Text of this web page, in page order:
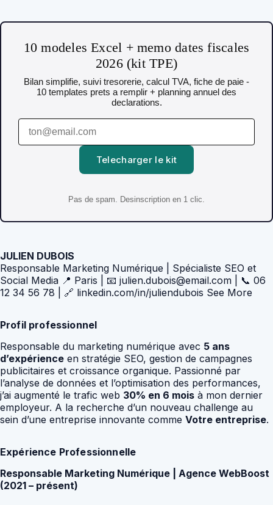
10 modeles Excel + memo dates fiscales
2026 (kit TPE)
Bilan simplifie, suivi tresorerie, calcul TVA, fiche de paie -
10 templates prets a remplir + planning annuel des
declarations.
Telecharger le kit
Pas de spam. Desinscription en 1 clic.
JULIEN DUBOIS
Responsable Marketing Numérique | Spécialiste SEO et
Social Media 📍 Paris | 📧 julien.dubois@email.com | 📞 06
12 34 56 78 | 🔗 linkedin.com/in/juliendubois See More
Profil professionnel
Responsable du marketing numérique avec 5 ans
d’expérience en stratégie SEO, gestion de campagnes
publicitaires et croissance organique. Passionné par
l’analyse de données et l’optimisation des performances,
j’ai augmenté le trafic web 30% en 6 mois à mon dernier
employeur. A la recherche d’un nouveau challenge au
sein d’une entreprise innovante comme Votre entreprise.
Expérience Professionnelle
Responsable Marketing Numérique | Agence WebBoost
(2021 – présent)